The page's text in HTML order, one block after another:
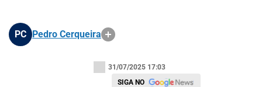
PC Pedro Cerqueira
31/07/2025 17:03
SIGA NO